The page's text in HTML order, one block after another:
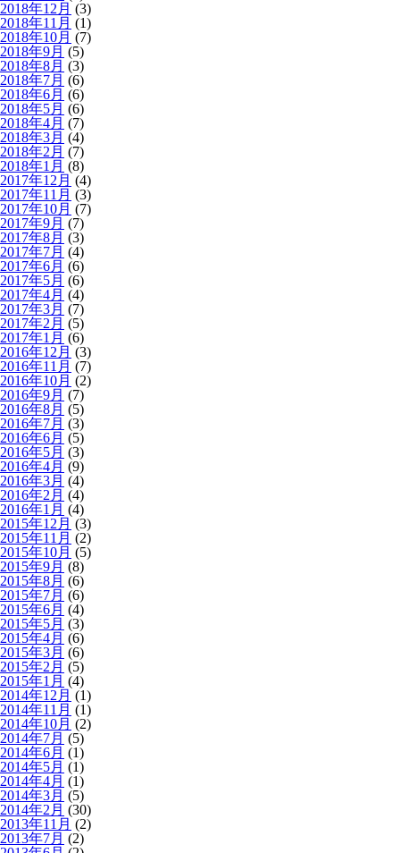
2018年12月 (3)
2018年11月 (1)
2018年10月 (7)
2018年9月 (5)
2018年8月 (3)
2018年7月 (6)
2018年6月 (6)
2018年5月 (6)
2018年4月 (7)
2018年3月 (4)
2018年2月 (7)
2018年1月 (8)
2017年12月 (4)
2017年11月 (3)
2017年10月 (7)
2017年9月 (7)
2017年8月 (3)
2017年7月 (4)
2017年6月 (6)
2017年5月 (6)
2017年4月 (4)
2017年3月 (7)
2017年2月 (5)
2017年1月 (6)
2016年12月 (3)
2016年11月 (7)
2016年10月 (2)
2016年9月 (7)
2016年8月 (5)
2016年7月 (3)
2016年6月 (5)
2016年5月 (3)
2016年4月 (9)
2016年3月 (4)
2016年2月 (4)
2016年1月 (4)
2015年12月 (3)
2015年11月 (2)
2015年10月 (5)
2015年9月 (8)
2015年8月 (6)
2015年7月 (6)
2015年6月 (4)
2015年5月 (3)
2015年4月 (6)
2015年3月 (6)
2015年2月 (5)
2015年1月 (4)
2014年12月 (1)
2014年11月 (1)
2014年10月 (2)
2014年7月 (5)
2014年6月 (1)
2014年5月 (1)
2014年4月 (1)
2014年3月 (5)
2014年2月 (30)
2013年11月 (2)
2013年7月 (2)